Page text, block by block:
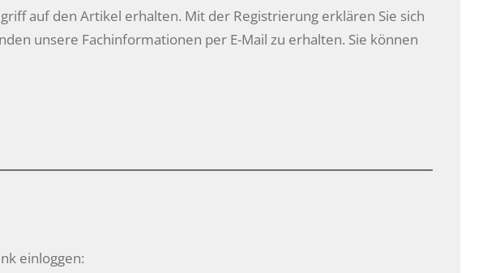
auf den Artikel erhalten. Mit der Registrierung erklären Sie sich
unsere Fachinformationen per E-Mail zu erhalten. Sie können
einloggen: